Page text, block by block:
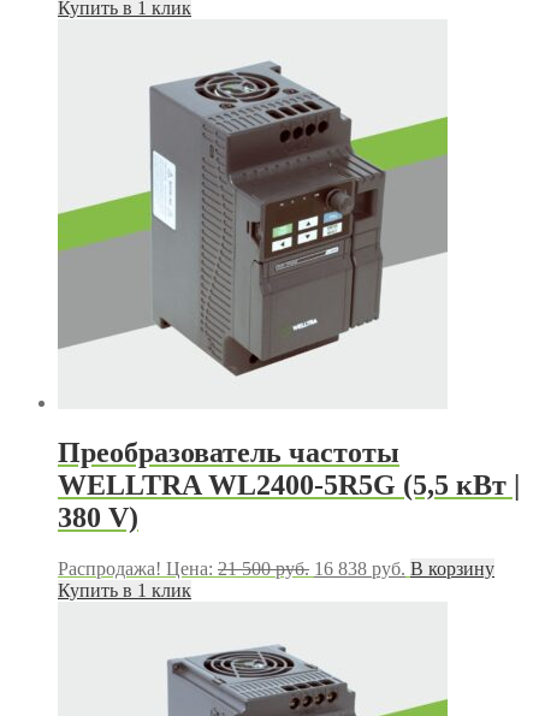
Купить в 1 клик
Преобразователь частоты
WELLTRA WL2400-5R5G (5,5 кВт |
380 V)
Распродажа! Цена: 21 500руб. Первоначальная
16 838 руб. Текущая
В корзину
Купить в 1 клик